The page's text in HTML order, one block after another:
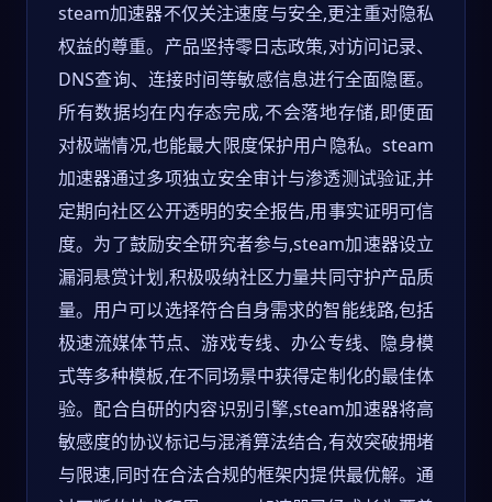
steam加速器不仅关注速度与安全,更注重对隐私
权益的尊重。产品坚持零日志政策,对访问记录、
DNS查询、连接时间等敏感信息进行全面隐匿。
所有数据均在内存态完成,不会落地存储,即便面
对极端情况,也能最大限度保护用户隐私。steam
加速器通过多项独立安全审计与渗透测试验证,并
定期向社区公开透明的安全报告,用事实证明可信
度。为了鼓励安全研究者参与,steam加速器设立
漏洞悬赏计划,积极吸纳社区力量共同守护产品质
量。用户可以选择符合自身需求的智能线路,包括
极速流媒体节点、游戏专线、办公专线、隐身模
式等多种模板,在不同场景中获得定制化的最佳体
验。配合自研的内容识别引擎,steam加速器将高
敏感度的协议标记与混淆算法结合,有效突破拥堵
与限速,同时在合法合规的框架内提供最优解。通